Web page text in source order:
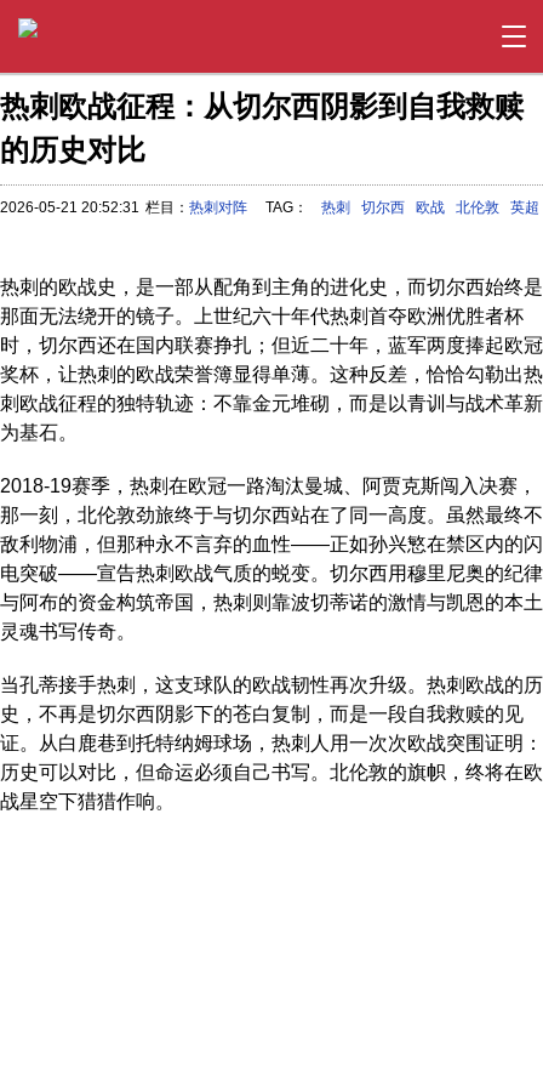
热刺欧战征程：从切尔西阴影到自我救赎
的历史对比
2026-05-21 20:52:31 栏目： 热刺对阵 TAG： 热刺 切尔西 欧战 北伦敦 英超
热刺的欧战史，是一部从配角到主角的进化史，而切尔西始终是
那面无法绕开的镜子。上世纪六十年代热刺首夺欧洲优胜者杯
时，切尔西还在国内联赛挣扎；但近二十年，蓝军两度捧起欧冠
奖杯，让热刺的欧战荣誉簿显得单薄。这种反差，恰恰勾勒出热
刺欧战征程的独特轨迹：不靠金元堆砌，而是以青训与战术革新
为基石。
2018-19赛季，热刺在欧冠一路淘汰曼城、阿贾克斯闯入决赛，
那一刻，北伦敦劲旅终于与切尔西站在了同一高度。虽然最终不
敌利物浦，但那种永不言弃的血性——正如孙兴慜在禁区内的闪
电突破——宣告热刺欧战气质的蜕变。切尔西用穆里尼奥的纪律
与阿布的资金构筑帝国，热刺则靠波切蒂诺的激情与凯恩的本土
灵魂书写传奇。
当孔蒂接手热刺，这支球队的欧战韧性再次升级。热刺欧战的历
史，不再是切尔西阴影下的苍白复制，而是一段自我救赎的见
证。从白鹿巷到托特纳姆球场，热刺人用一次次欧战突围证明：
历史可以对比，但命运必须自己书写。北伦敦的旗帜，终将在欧
战星空下猎猎作响。